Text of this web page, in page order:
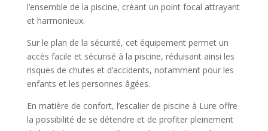
l’ensemble de la piscine, créant un point focal attrayant
et harmonieux.
Sur le plan de la sécurité, cet équipement permet un
accès facile et sécurisé à la piscine, réduisant ainsi les
risques de chutes et d’accidents, notamment pour les
enfants et les personnes âgées.
En matière de confort, l’escalier de piscine à Lure offre
la possibilité de se détendre et de profiter pleinement